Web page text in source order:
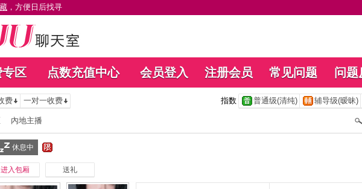
，方便日后找寻
区 点数充值中心 会员登入 注册会员 常见问题 问题
费 一对一收费 指数 普通级(清纯) 辅导级(暧昧)
內地主播
休息中
进入包厢 送礼